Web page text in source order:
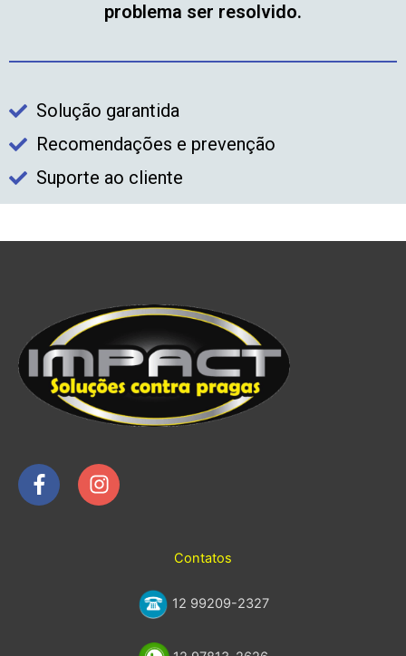
problema ser resolvido.
Solução garantida
Recomendações e prevenção
Suporte ao cliente
Contatos
12 99209-2327